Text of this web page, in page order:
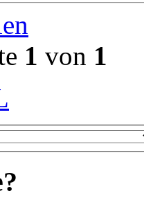
1 von 1